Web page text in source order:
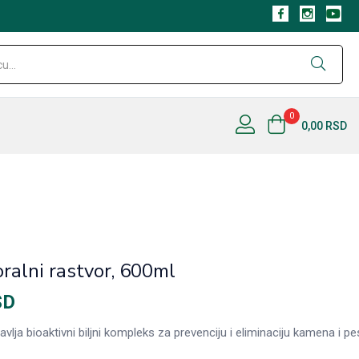
0
0,00 RSD
rastvor, 600ml
bioaktivni biljni kompleks za prevenciju i eliminaciju kamena i